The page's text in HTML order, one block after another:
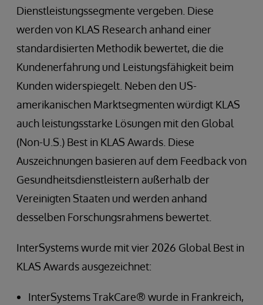
Dienstleistungssegmente vergeben. Diese
werden von KLAS Research anhand einer
standardisierten Methodik bewertet, die die
Kundenerfahrung und Leistungsfähigkeit beim
Kunden widerspiegelt. Neben den US-
amerikanischen Marktsegmenten würdigt KLAS
auch leistungsstarke Lösungen mit den Global
(Non-U.S.) Best in KLAS Awards. Diese
Auszeichnungen basieren auf dem Feedback von
Gesundheitsdienstleistern außerhalb der
Vereinigten Staaten und werden anhand
desselben Forschungsrahmens bewertet.
InterSystems wurde mit vier 2026 Global Best in
KLAS Awards ausgezeichnet:
InterSystems TrakCare® wurde in Frankreich,